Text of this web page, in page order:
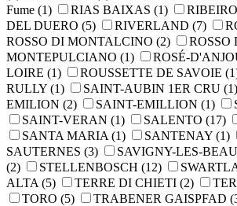
Fume (1) RIAS BAIXAS (1) RIBEIRO
DEL DUERO (5) RIVERLAND (7)
ROSSO DI MONTALCINO (2)
ROSSO
MONTEPULCIANO (1) ROSÉ-
LOIRE (1) ROUSSETTE DE SAVOIE
RULLY (1) SAINT-AUBIN 1ER CRU (1)
EMILION (2) SAINT-EMILLION (1)
SAINT-VERAN (1) SALENTO (17)
SANTA MARIA (1) SANTENAY (1)
SAUTERNES (3) SAVIGNY-LES-
(2)
STELLENBOSCH (12)
ALTA (5) TERRE DI CHIETI (2)
TORO (5) TRABENER GAISPFAD